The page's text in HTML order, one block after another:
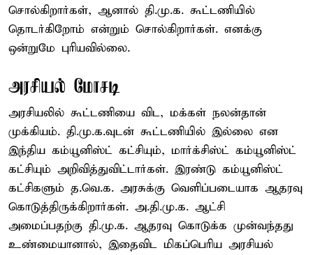
சொல்கிறார்கள், ஆனால் தி.மு.க. கூட்டணியில்
தொடர்கிறோம் என்றும் சொல்கிறார்கள். எனக்கு
ஒன்றுமே புரியவில்லை.
அரசியல் மோசடி
அரசியலில் கூட்டணியை விட, மக்கள் நலன்தான்
முக்கியம். தி.மு.க.வுடன் கூட்டணியில் இல்லை என
இந்திய கம்யூனிஸ்ட் கட்சியும், மார்க்சிஸ்ட் கம்யூனிஸ்ட்
கட்சியும் அறிவித்துவிட்டார்கள். இரண்டு கம்யூனிஸ்ட்
கட்சிகளும் த.வெ.க. அரசுக்கு வெளிப்படையாக ஆதரவு
கொடுத்திருக்கிறார்கள். அ.தி.மு.க. ஆட்சி
அமைப்பதற்கு தி.மு.க. ஆதரவு கொடுக்க முன்வந்தது
உண்மையானால், இதைவிட மிகப்பெரிய அரசியல்